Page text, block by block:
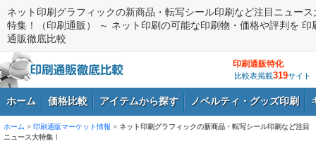
ネット印刷グラフィックの新商品・転写シール印刷など注目ニュース
特集！（印刷通販） ～ ネット印刷の可能な印刷物・価格や評判を 印
通販徹底比較
印刷通販特化
比較表掲載319サイト
ホーム 価格比較 アイテムから探す ノベルティ・グッズ印刷
ホーム > 印刷通販マーケット情報 > ネット印刷グラフィックの新商品・転写シール印刷など注目
ニュース大特集！